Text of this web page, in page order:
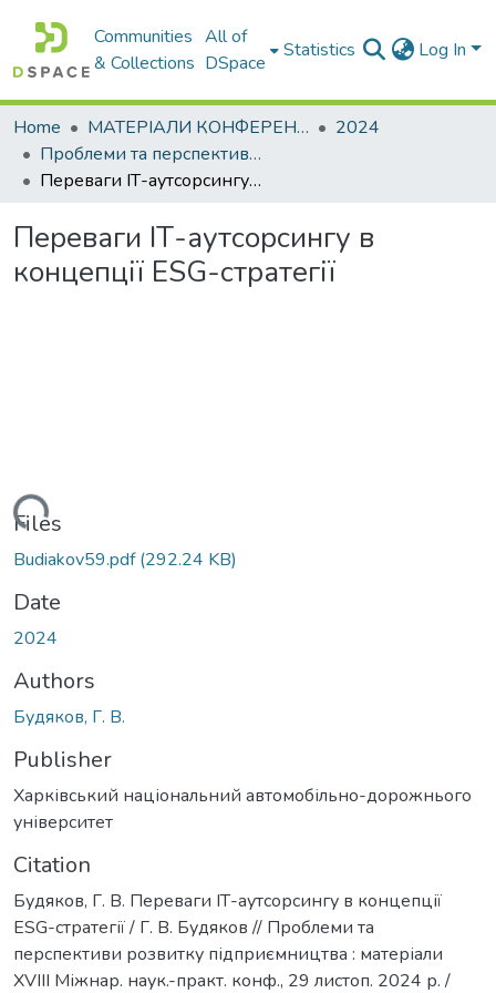
Communities
& Collections
All of
DSpace
Statistics Log In
Home МАТЕРІАЛИ КОНФЕРЕНЦІЙ
2024
Проблеми та перспективи розвитку підприємництва
Переваги ІТ-аутсорсингу в концепції ESG-стратегії
Переваги ІТ-аутсорсингу в
концепції ESG-стратегії
Loading...
Files
Budiakov59.pdf(292.24 KB)
Date
2024
Authors
Будяков, Г. В.
Publisher
Харківський національний автомобільно-дорожнього
університет
Citation
Будяков, Г. В. Переваги ІТ-аутсорсингу в концепції
ESG-стратегії / Г. В. Будяков // Проблеми та
перспективи розвитку підприємництва : матеріали
ХVІІI Міжнар. наук.-практ. конф., 29 листоп. 2024 р. /